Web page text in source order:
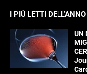
I PIÙ LETTI DELL’ANNO
UN